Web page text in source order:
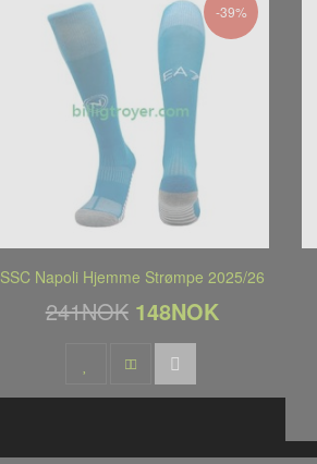
-39%
SSC Napoli Hjemme Strømpe 2025/26
241NOK 148NOK